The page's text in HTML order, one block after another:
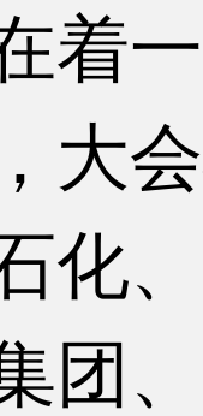
着
大
化
团、